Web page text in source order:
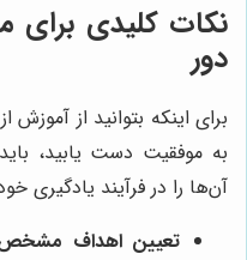
نکات کلیدی برای
دور
برای اینکه بتوانید از آموزش
به موفقیت دست یابید،
آن‌ها را در فرآیند یادگیری
تعیین اهداف